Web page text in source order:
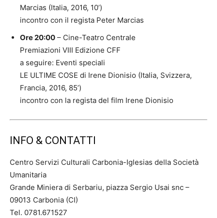
Marcias (Italia, 2016, 10’)
incontro con il regista Peter Marcias
Ore 20:00 – Cine-Teatro Centrale
Premiazioni VIII Edizione CFF
a seguire: Eventi speciali
LE ULTIME COSE di Irene Dionisio (Italia, Svizzera,
Francia, 2016, 85’)
incontro con la regista del film Irene Dionisio
INFO & CONTATTI
Centro Servizi Culturali Carbonia-Iglesias della Società
Umanitaria
Grande Miniera di Serbariu, piazza Sergio Usai snc –
09013 Carbonia (CI)
Tel. 0781.671527